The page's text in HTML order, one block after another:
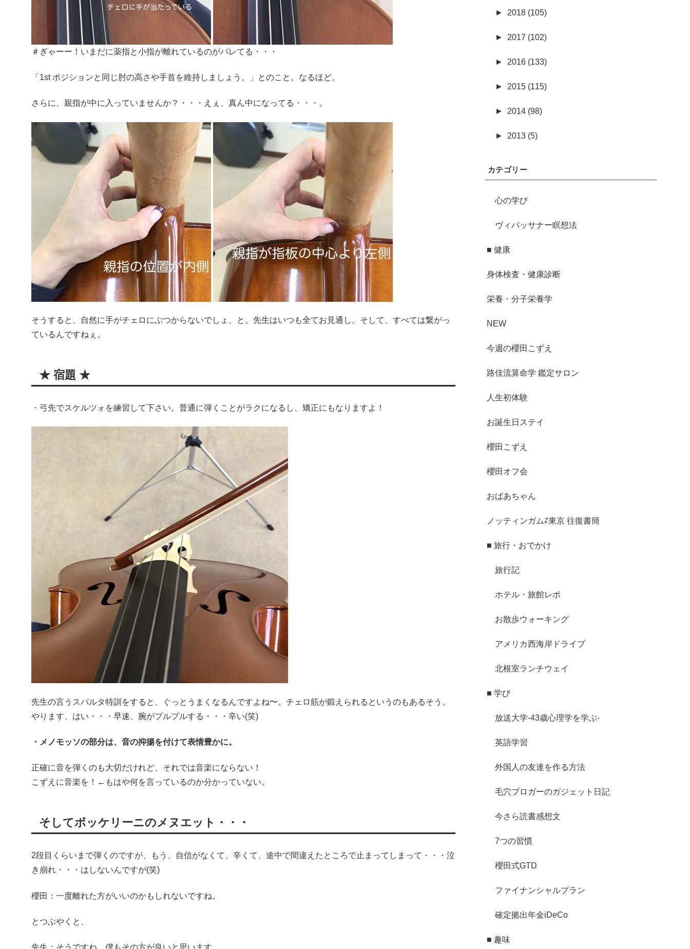
＃ぎゃーー！いまだに薬指と小指が離れているのがバレてる・・・
「1st ポジションと同じ肘の高さや手首を維持しましょう。」とのこと。なるほど。
さらに、親指が中に入っていませんか？・・・えぇ、真ん中になってる・・・。
そうすると、自然に手がチェロにぶつからないでしょ、と。先生はいつも全てお見通し。そして、すべては繋がっ
ているんですねぇ。
★ 宿題 ★
・弓先でスケルツォを練習して下さい。普通に弾くことがラクになるし、矯正にもなりますよ！
先生の言うスパルタ特訓をすると、ぐっとうまくなるんですよね〜。チェロ筋が鍛えられるというのもあるそう。
やります、はい・・・早速、腕がプルプルする・・・辛い(笑)
・メノモッソの部分は、音の抑揚を付けて表情豊かに。
正確に音を弾くのも大切だけれど、それでは音楽にならない！
こずえに音楽を！←もはや何を言っているのか分かっていない。
そしてボッケリーニのメヌエット・・・
2段目くらいまで弾くのですが、もう、自信がなくて、辛くて、途中で間違えたところで止まってしまって・・・泣
き崩れ・・・はしないんですが(笑)
櫻田：一度離れた方がいいのかもしれないですね。
とつぶやくと、
► 2018 (105)
► 2017 (102)
► 2016 (133)
► 2015 (115)
► 2014 (98)
► 2013 (5)
カテゴリー
心の学び
ヴィパッサナー瞑想法
■ 健康
身体検査・健康診断
栄養・分子栄養学
NEW
今週の櫻田こずえ
路佳流算命学 鑑定サロン
人生初体験
お誕生日ステイ
櫻田こずえ
櫻田オフ会
おばあちゃん
ノッティンガム⇄東京 往復書簡
■ 旅行・おでかけ
旅行記
ホテル・旅館レポ
お散歩ウォーキング
アメリカ西海岸ドライブ
北根室ランチウェイ
■ 学び
放送大学-43歳心理学を学ぶ-
英語学習
外国人の友達を作る方法
毛穴ブロガーのガジェット日記
今さら読書感想文
7つの習慣
櫻田式GTD
ファイナンシャルプラン
確定拠出年金iDeCo
■ 趣味